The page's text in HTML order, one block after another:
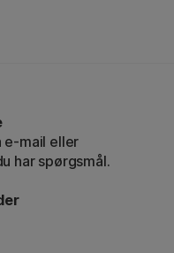
e-mail eller
har spørgsmål.